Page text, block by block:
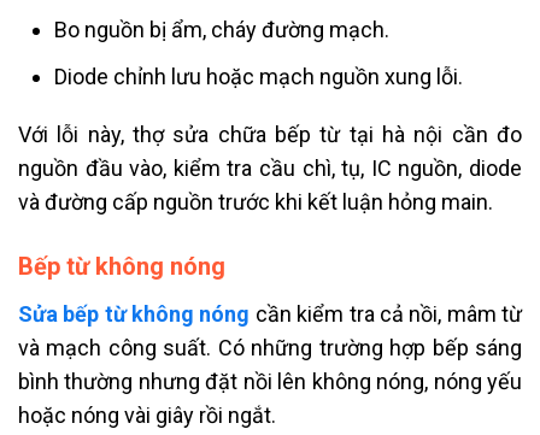
Bo nguồn bị ẩm, cháy đường mạch.
Diode chỉnh lưu hoặc mạch nguồn xung lỗi.
Với lỗi này, thợ sửa chữa bếp từ tại hà nội cần đo
nguồn đầu vào, kiểm tra cầu chì, tụ, IC nguồn, diode
và đường cấp nguồn trước khi kết luận hỏng main.
Bếp từ không nóng
Sửa bếp từ không nóng cần kiểm tra cả nồi, mâm từ
và mạch công suất. Có những trường hợp bếp sáng
bình thường nhưng đặt nồi lên không nóng, nóng yếu
hoặc nóng vài giây rồi ngắt.